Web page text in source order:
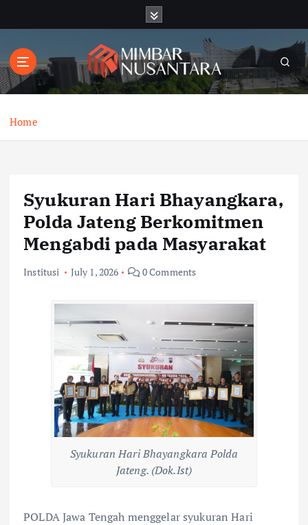
t
o
Home
Syukuran Hari Bhayangkara,
Polda Jateng Berkomitmen
Mengabdi pada Masyarakat
Institusi July 1, 2026 0 Comments
Syukuran Hari Bhayangkara Polda
Jateng. (Dok.Ist)
POLDA Jawa Tengah menggelar syukuran Hari